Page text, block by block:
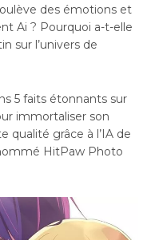
des émotions et
Ai ? Pourquoi a-t-elle
sur l’univers de
5 faits étonnants sur
immortaliser son
qualité grâce à l’IA de
HitPaw Photo